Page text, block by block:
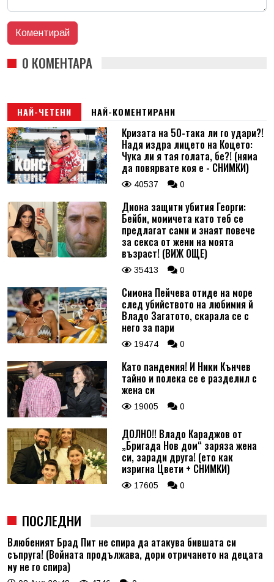
0 КОМЕНТАРА
НАЙ-ЧЕТЕНИ НАЙ-КОМЕНТИРАНИ
Кризата на 50-така ли го удари?!
Надя издра лицето на Коцето:
Чука ли я тая голата, бе?! (няма
да повярвате коя е - СНИМКИ)
40537 0
Диона защити убития Георги:
Бейби, момичета като теб се
предлагат сами и знаят повече
за секса от жени на моята
възраст! (ВИЖ ОЩЕ)
35413 0
Симона Пейчева отиде на море
след убийството на любимия й
Владо Загатото, скарала се с
него за пари
19474 0
Като пандемия! И Ники Кънчев
тайно и полека се е разделил с
жена си
19005 0
ДОЛНО!! Владо Караджов от
„Бригада Нов дом“ заряза жена
си, заради друга! (ето как
изригна Цвети + СНИМКИ)
17605 0
ПОСЛЕДНИ
Влюбеният Брад Пит не спира да атакува бившата си
съпруга! (Войната продължава, дори отричането на децата
му не го спира)